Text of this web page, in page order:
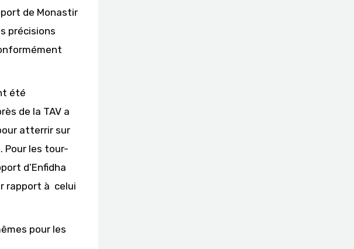
de Monastir
précisions
été
de la TAV a
atterrir sur
Pour les tour-
d’Enfidha
rapport à celui
pour les